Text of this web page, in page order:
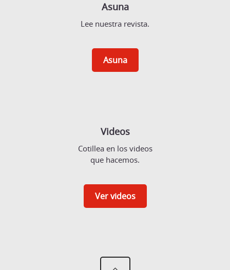
Asuna
Lee nuestra revista.
Asuna
Videos
Cotillea en los videos
que hacemos.
Ver videos